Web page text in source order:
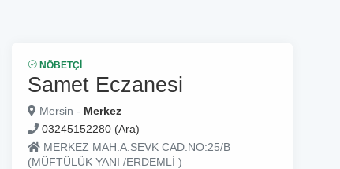
NÖBETÇI
Samet Eczanesi
Mersin - Merkez
03245152280 (Ara)
MERKEZ MAH.A.SEVK CAD.NO:25/B
(MÜFTÜLÜK YANI /ERDEMLİ )